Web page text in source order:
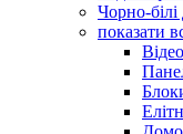
Чорно-
показати